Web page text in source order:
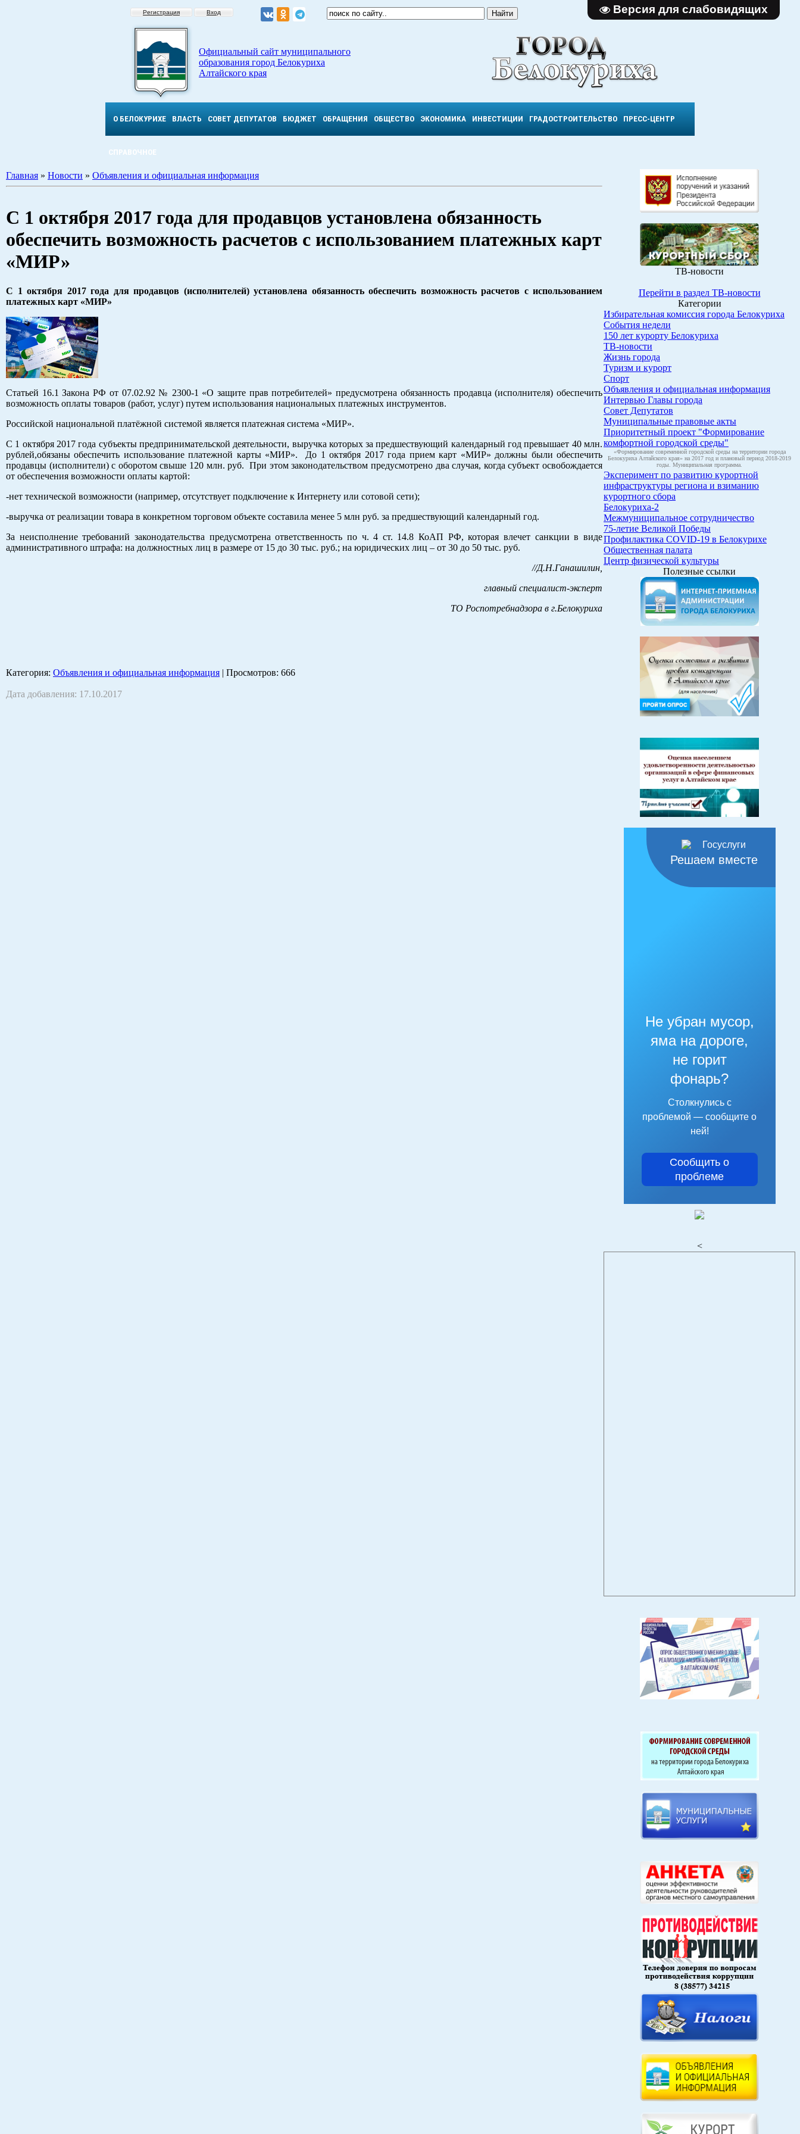
Версия для слабовидящих
Регистрация Вход
Официальный сайт муниципального
образования город Белокуриха
Алтайского края
О БЕЛОКУРИХЕ ВЛАСТЬ СОВЕТ ДЕПУТАТОВ БЮДЖЕТ ОБРАЩЕНИЯ ОБЩЕСТВО ЭКОНОМИКА ИНВЕСТИЦИИ ГРАДОСТРОИТЕЛЬСТВО ПРЕСС-ЦЕНТР
СПРАВОЧНОЕ
Главная » Новости » Объявления и официальная информация
C 1 октября 2017 года для продавцов установлена обязанность
обеспечить возможность расчетов с использованием платежных карт
«МИР»
C 1 октября 2017 года для продавцов (исполнителей) установлена обязанность обеспечить возможность расчетов с использованием
платежных карт «МИР»
Статьей 16.1 Закона РФ от 07.02.92 № 2300-1 «О защите прав потребителей» предусмотрена обязанность продавца (исполнителя) обеспечить
возможность оплаты товаров (работ, услуг) путем использования национальных платежных инструментов.
Российской национальной платёжной системой является платежная система «МИР».
С 1 октября 2017 года субъекты предпринимательской деятельности, выручка которых за предшествующий календарный год превышает 40 млн.
рублей,обязаны обеспечить использование платежной карты «МИР». До 1 октября 2017 года прием карт «МИР» должны были обеспечить
продавцы (исполнители) с оборотом свыше 120 млн. руб. При этом законодательством предусмотрено два случая, когда субъект освобождается
от обеспечения возможности оплаты картой:
-нет технической возможности (например, отсутствует подключение к Интернету или сотовой сети);
-выручка от реализации товара в конкретном торговом объекте составила менее 5 млн руб. за предшествующий календарный год.
За неисполнение требований законодательства предусмотрена ответственность по ч. 4 ст. 14.8 КоАП РФ, которая влечет санкции в виде
административного штрафа: на должностных лиц в размере от 15 до 30 тыс. руб.; на юридических лиц – от 30 до 50 тыс. руб.
//Д.Н.Ганашилин,
главный специалист-эксперт
ТО Роспотребнадзора в г.Белокуриха
Категория: Объявления и официальная информация | Просмотров: 666
Дата добавления: 17.10.2017
ТВ-новости
Перейти в раздел ТВ-новости
Категории
Избирательная комиссия города Белокуриха
События недели
150 лет курорту Белокуриха
ТВ-новости
Жизнь города
Туризм и курорт
Спорт
Объявления и официальная информация
Интервью Главы города
Совет Депутатов
Муниципальные правовые акты
Приоритетный проект "Формирование
комфортной городской среды"
«Формирование современной городской среды на территории города
Белокуриха Алтайского края» на 2017 год и плановый период 2018-2019
годы. Муниципальная программа.
Эксперимент по развитию курортной
инфраструктуры региона и взиманию
курортного сбора
Белокуриха-2
Межмуниципальное сотрудничество
75-летие Великой Победы
Профилактика COVID-19 в Белокурихе
Общественная палата
Центр физической культуры
Полезные ссылки
Решаем вместе
Не убран мусор,
яма на дороге,
не горит
фонарь?
Столкнулись с
проблемой — сообщите о
ней!
Сообщить о
проблеме
<